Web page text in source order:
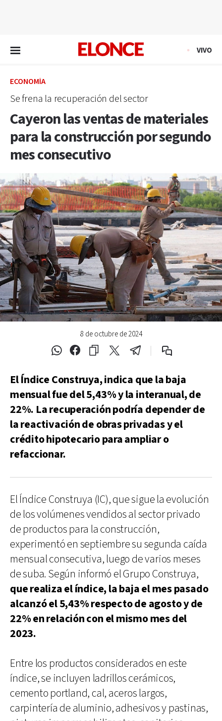
VIVO
ECONOMÍA
Se frena la recuperación del sector
Cayeron las ventas de materiales
para la construcción por segundo
mes consecutivo
8 de octubre de 2024
El Índice Construya, indica que la baja
mensual fue del 5,43% y la interanual, de
22%. La recuperación podría depender de
la reactivación de obras privadas y el
crédito hipotecario para ampliar o
refaccionar.
El Índice Construya (IC), que sigue la evolución
de los volúmenes vendidos al sector privado
de productos para la construcción,
experimentó en septiembre su segunda caída
mensual consecutiva, luego de varios meses
de suba. Según informó el Grupo Construya,
que realiza el índice, la baja el mes pasado
alcanzó el 5,43% respecto de agosto y de
22% en relación con el mismo mes del
2023.
Entre los productos considerados en este
índice, se incluyen ladrillos cerámicos,
cemento portland, cal, aceros largos,
carpintería de aluminio, adhesivos y pastinas,